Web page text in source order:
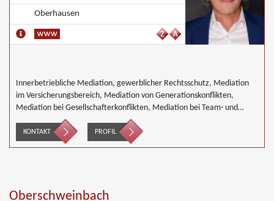
Oberhausen
Innerbetriebliche Mediation, gewerblicher Rechtsschutz, Mediation
im Versicherungsbereich, Mediation von Generationskonflikten,
Mediation bei Gesellschafterkonflikten, Mediation bei Team- und
Gruppenkonflikten, Mediation von Unternehmensnachfolgen,
Wirtschaftsmediation
KONTAKT PROFIL
Oberschweinbach